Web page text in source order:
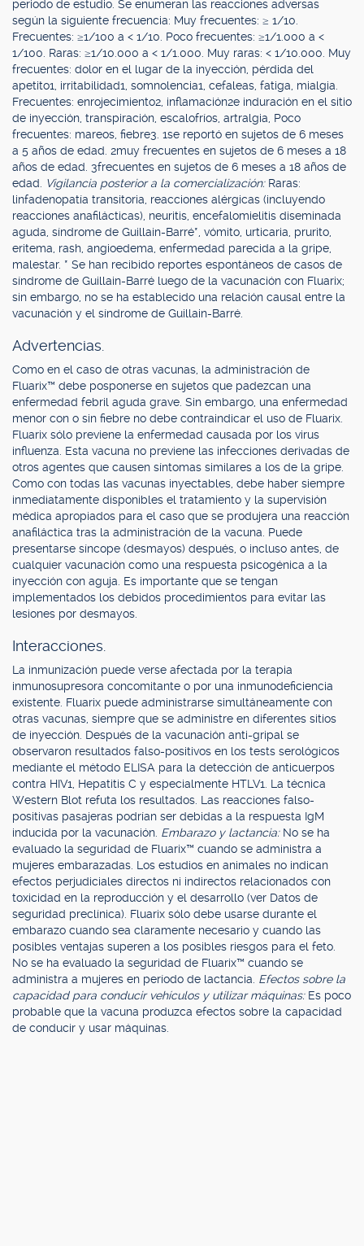
periodo de estudio. Se enumeran las reacciones adversas
según la siguiente frecuencia: Muy frecuentes: ≥ 1/10.
Frecuentes: ≥1/100 a < 1/10. Poco frecuentes: ≥1/1.000 a <
1/100. Raras: ≥1/10.000 a < 1/1.000. Muy raras: < 1/10.000. Muy
frecuentes: dolor en el lugar de la inyección, pérdida del
apetito1, irritabilidad1, somnolencia1, cefaleas, fatiga, mialgia.
Frecuentes: enrojecimiento2, inflamación2e induración en el sitio
de inyección, transpiración, escalofríos, artralgia, Poco
frecuentes: mareos, fiebre3. 1se reportó en sujetos de 6 meses
a 5 años de edad. 2muy frecuentes en sujetos de 6 meses a 18
años de edad. 3frecuentes en sujetos de 6 meses a 18 años de
edad.
Vigilancia posterior a la comercialización: Raras:
linfadenopatía transitoria, reacciones alérgicas (incluyendo
reacciones anafilácticas), neuritis, encefalomielitis diseminada
aguda, síndrome de Guillain-Barré*, vómito, urticaria, prurito,
eritema, rash, angioedema, enfermedad parecida a la gripe,
malestar. * Se han recibido reportes espontáneos de casos de
síndrome de Guillain-Barré luego de la vacunación con Fluarix;
sin embargo, no se ha establecido una relación causal entre la
vacunación y el síndrome de Guillain-Barré.
Advertencias.
Como en el caso de otras vacunas, la administración de
Fluarix™ debe posponerse en sujetos que padezcan una
enfermedad febril aguda grave. Sin embargo, una enfermedad
menor con o sin fiebre no debe contraindicar el uso de Fluarix.
Fluarix sólo previene la enfermedad causada por los virus
influenza. Esta vacuna no previene las infecciones derivadas de
otros agentes que causen síntomas similares a los de la gripe.
Como con todas las vacunas inyectables, debe haber siempre
inmediatamente disponibles el tratamiento y la supervisión
médica apropiados para el caso que se produjera una reacción
anafiláctica tras la administración de la vacuna. Puede
presentarse síncope (desmayos) después, o incluso antes, de
cualquier vacunación como una respuesta psicogénica a la
inyección con aguja. Es importante que se tengan
implementados los debidos procedimientos para evitar las
lesiones por desmayos.
Interacciones.
La inmunización puede verse afectada por la terapia
inmunosupresora concomitante o por una inmunodeficiencia
existente. Fluarix puede administrarse simultáneamente con
otras vacunas, siempre que se administre en diferentes sitios
de inyección. Después de la vacunación anti-gripal se
observaron resultados falso-positivos en los tests serológicos
mediante el método ELISA para la detección de anticuerpos
contra HIV1, Hepatitis C y especialmente HTLV1. La técnica
Western Blot refuta los resultados. Las reacciones falso-
positivas pasajeras podrían ser debidas a la respuesta IgM
inducida por la vacunación. Embarazo y lactancia: No se ha
evaluado la seguridad de Fluarix™ cuando se administra a
mujeres embarazadas. Los estudios en animales no indican
efectos perjudiciales directos ni indirectos relacionados con
toxicidad en la reproducción y el desarrollo (ver Datos de
seguridad preclínica). Fluarix sólo debe usarse durante el
embarazo cuando sea claramente necesario y cuando las
posibles ventajas superen a los posibles riesgos para el feto.
No se ha evaluado la seguridad de Fluarix™ cuando se
administra a mujeres en período de lactancia. Efectos sobre la
capacidad para conducir vehículos y utilizar máquinas: Es poco
probable que la vacuna produzca efectos sobre la capacidad
de conducir y usar máquinas.